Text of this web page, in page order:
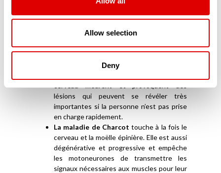
Allow selection
Deny
fonctionnement de la vessie mais aussi du
L’AVC (Accident Vasculaire Cérébral)
suffisamment irrigué et n’apporte plus ni
l’oxygène, ni les nutriments qui lui sont
lésions qui peuvent se révéler très
importantes si la personne n’est pas prise
en charge rapidement.
La maladie de Charcot touche à la fois le
cerveau et la moëlle épinière. Elle est aussi
dégénérative et progressive et empêche
les motoneurones de transmettre les
signaux nécessaires aux muscles pour leur